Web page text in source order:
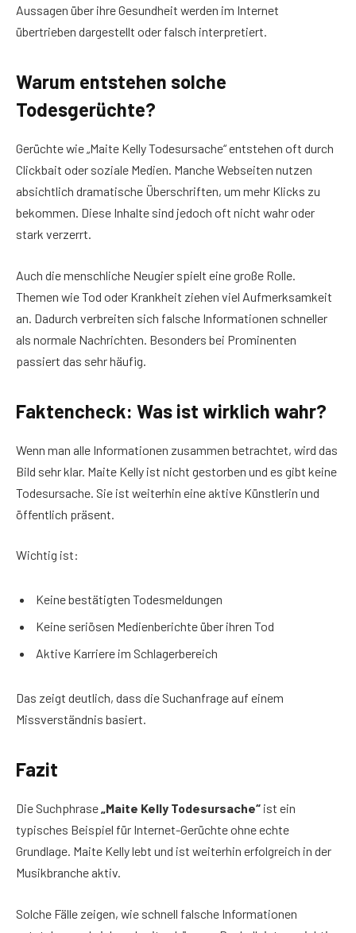
Aussagen über ihre Gesundheit werden im Internet
übertrieben dargestellt oder falsch interpretiert.
Warum entstehen solche
Todesgerüchte?
Gerüchte wie „Maite Kelly Todesursache“ entstehen oft durch
Clickbait oder soziale Medien. Manche Webseiten nutzen
absichtlich dramatische Überschriften, um mehr Klicks zu
bekommen. Diese Inhalte sind jedoch oft nicht wahr oder
stark verzerrt.
Auch die menschliche Neugier spielt eine große Rolle.
Themen wie Tod oder Krankheit ziehen viel Aufmerksamkeit
an. Dadurch verbreiten sich falsche Informationen schneller
als normale Nachrichten. Besonders bei Prominenten
passiert das sehr häufig.
Faktencheck: Was ist wirklich wahr?
Wenn man alle Informationen zusammen betrachtet, wird das
Bild sehr klar. Maite Kelly ist nicht gestorben und es gibt keine
Todesursache. Sie ist weiterhin eine aktive Künstlerin und
öffentlich präsent.
Wichtig ist:
Keine bestätigten Todesmeldungen
Keine seriösen Medienberichte über ihren Tod
Aktive Karriere im Schlagerbereich
Das zeigt deutlich, dass die Suchanfrage auf einem
Missverständnis basiert.
Fazit
Die Suchphrase„Maite Kelly Todesursache“ ist ein
typisches Beispiel für Internet-Gerüchte ohne echte
Grundlage. Maite Kelly lebt und ist weiterhin erfolgreich in der
Musikbranche aktiv.
Solche Fälle zeigen, wie schnell falsche Informationen